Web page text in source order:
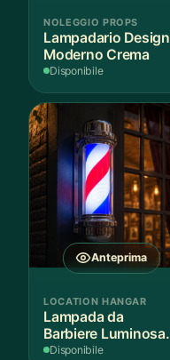
NOLEGGIO PROPS
Lampadario Design
Moderno Crema
Disponibile
Anteprima
LOCATION HANGAR
Lampada da
Barbiere Luminosa
Rotante
Disponibile